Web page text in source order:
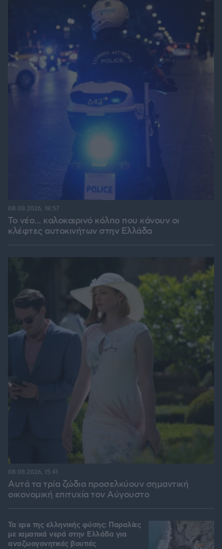
Το νέο... καλοκαιρινό κόλπο που κάνουν οι
κλέφτες αυτοκινήτων στην Ελλάδα
08.08.2026, 18:57
Αυτά τα τρία ζώδια προσελκύουν σημαντική
οικονομική επιτυχία τον Αύγουστο
08.08.2026, 15:41
Τα spa της ελληνικής φύσης: Παραλίες
με ιαματικά νερά στην Ελλάδα για
αναζωογονητικές βουτιές